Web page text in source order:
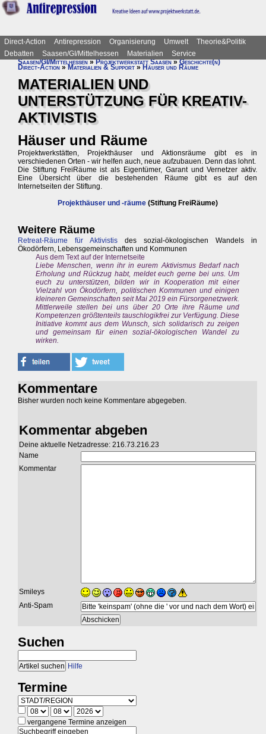
Direct-Action Antirepression Organisierung Umwelt
Theorie&Politik
Debatten
Saasen/GI/Mittelhessen Materialien
Service
Saasen/GI/Mittelhessen»Projektwerkstatt Saasen»Geschichte(n)
Direct-Action » Materialien & Support » Häuser und Räume
MATERIALIEN UND
UNTERSTÜTZUNG FÜR KREATIV-
AKTIVISTIS
Häuser und Räume
Projektwerkstätten, Projekthäuser und Aktionsräume gibt es in
verschiedenen Orten - wir helfen auch, neue aufzubauen. Denn das lohnt.
Die Stiftung FreiRäume ist als Eigentümer, Garant und Vernetzer aktiv.
Eine Übersicht über die bestehenden Räume gibt es auf den
Internetseiten der Stiftung.
Projekthäuser und -räume(Stiftung FreiRäume)
Weitere Räume
Retreat-Räume für Aktivistis des sozial-ökologischen Wandels in
Ökodörfern, Lebensgemeinschaften und Kommunen
Aus dem Text auf der Internetseite
Liebe Menschen, wenn ihr in eurem Aktivismus Bedarf nach
Erholung und Rückzug habt, meldet euch gerne bei uns. Um
euch zu unterstützen, bilden wir in Kooperation mit einer
Vielzahl von Ökodörfern, politischen Kommunen und einigen
kleineren Gemeinschaften seit Mai 2019 ein Fürsorgenetzwerk.
Mittlerweile stellen bei uns über 20 Orte ihre Räume und
Kompetenzen größtenteils tauschlogikfrei zur Verfügung. Diese
Initiative kommt aus dem Wunsch, sich solidarisch zu zeigen
und gemeinsam für einen sozial-ökologischen Wandel zu
wirken.
Kommentare
Bisher wurden noch keine Kommentare abgegeben.
Kommentar abgeben
Deine aktuelle Netzadresse: 216.73.216.23
Name
Kommentar
Smileys
Anti-Spam
Suchen
Hilfe
Termine
vergangene Termine anzeigen